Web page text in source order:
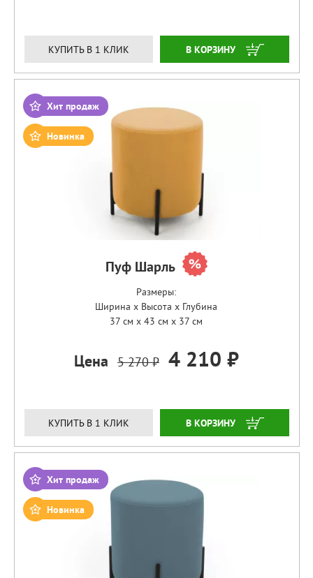
КУПИТЬ В 1 КЛИК ЗАКАЗАТЬ
Хит продаж
Новинка
Пуф Шарль
Размеры:
Ширина x Высота x Глубина
37 см x 43 см x 37 см
Цена 5 270 ₽ 4 210 ₽
КУПИТЬ В 1 КЛИК ЗАКАЗАТЬ
Хит продаж
Новинка